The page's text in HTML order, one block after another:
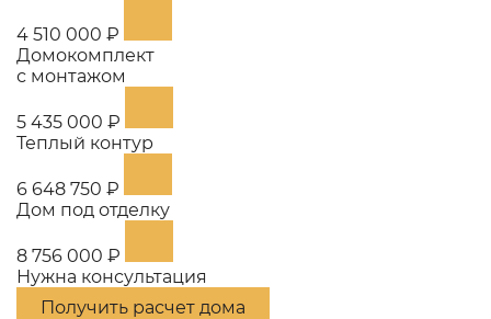
4 510 000 ₽
Домокомплект
с монтажом
5 435 000 ₽
Теплый контур
6 648 750 ₽
Дом под отделку
8 756 000 ₽
Нужна консультация
Получить расчет дома